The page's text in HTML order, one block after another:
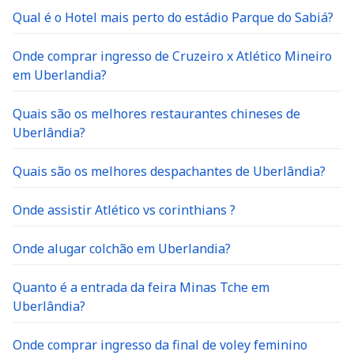
Qual é o Hotel mais perto do estádio Parque do Sabiá?
Onde comprar ingresso de Cruzeiro x Atlético Mineiro
em Uberlandia?
Quais são os melhores restaurantes chineses de
Uberlândia?
Quais são os melhores despachantes de Uberlândia?
Onde assistir Atlético vs corinthians ?
Onde alugar colchão em Uberlandia?
Quanto é a entrada da feira Minas Tche em
Uberlândia?
Onde comprar ingresso da final de voley feminino